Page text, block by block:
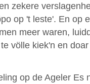
zekere
op 't leste'. En op
meer waren,
völle kiek'n en
op de Ageler Es